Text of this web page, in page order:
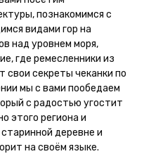
познакомимся с
видами гор на
над уровнем моря,
где ремесленники из
свои секреты чеканки по
мы с вами пообедаем
с радостью угостит
этого региона и
деревне и
на своём языке.